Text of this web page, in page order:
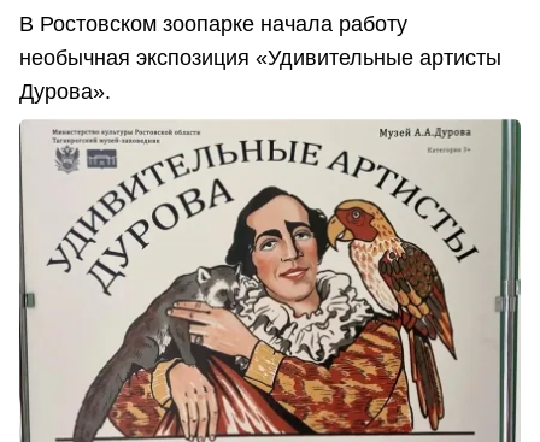
В Ростовском зоопарке начала работу
необычная экспозиция «Удивительные артисты
Дурова».